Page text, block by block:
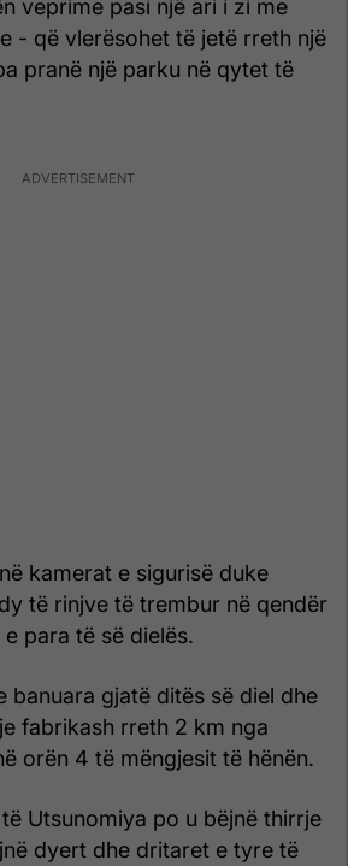
veprime pasi një ari i zi me
- që vlerësohet të jetë rreth një
pranë një parku në qytet të
kamerat e sigurisë duke
të rinjve të trembur në qendër
para të së dielës.
banuara gjatë ditës së diel dhe
fabrikash rreth 2 km nga
orën 4 të mëngjesit të hënën.
Utsunomiya po u bëjnë thirrje
dyert dhe dritaret e tyre të